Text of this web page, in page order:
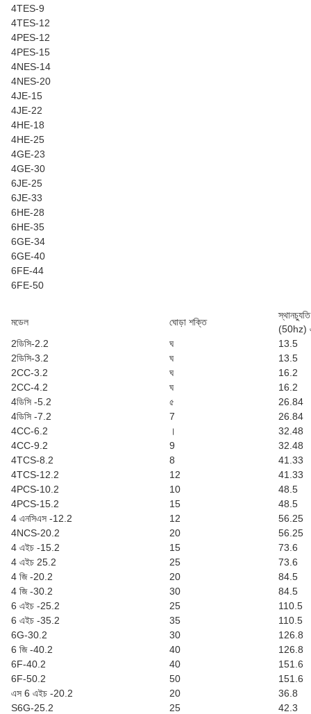
4TES-9
4TES-12
4PES-12
4PES-15
4NES-14
4NES-20
4JE-15
4JE-22
4HE-18
4HE-25
4GE-23
4GE-30
6JE-25
6JE-33
6HE-28
6HE-35
6GE-34
6GE-40
6FE-44
6FE-50
মডেল ঘোড়া শক্তি
স্থানচ্যুতি
(50hz)
2ডিসি-2.2
ঘ
13.5
2ডিসি-3.2
ঘ
13.5
2CC-3.2
ঘ
16.2
2CC-4.2
ঘ
16.2
4ডিসি -5.2
৫
26.84
4ডিসি -7.2
7
26.84
4CC-6.2
।
32.48
4CC-9.2
9
32.48
4TCS-8.2
8
41.33
4TCS-12.2
12
41.33
4PCS-10.2
10
48.5
4PCS-15.2
15
48.5
4 এনসিএস -12.2
12
56.25
4NCS-20.2
20
56.25
4 এইচ -15.2
15
73.6
4 এইচ 25.2
25
73.6
4 জি -20.2
20
84.5
4 জি -30.2
30
84.5
6 এইচ -25.2
25
110.5
6 এইচ -35.2
35
110.5
6G-30.2
30
126.8
6 জি -40.2
40
126.8
6F-40.2
40
151.6
6F-50.2
50
151.6
এস 6 এইচ -20.2
20
36.8
S6G-25.2
25
42.3